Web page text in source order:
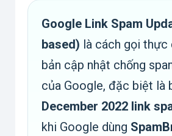
Google Link Spam
based) là cách gọi thực
bản cập nhật chống
của Google, đặc biệt là
December 2022 link
khi Google dùng